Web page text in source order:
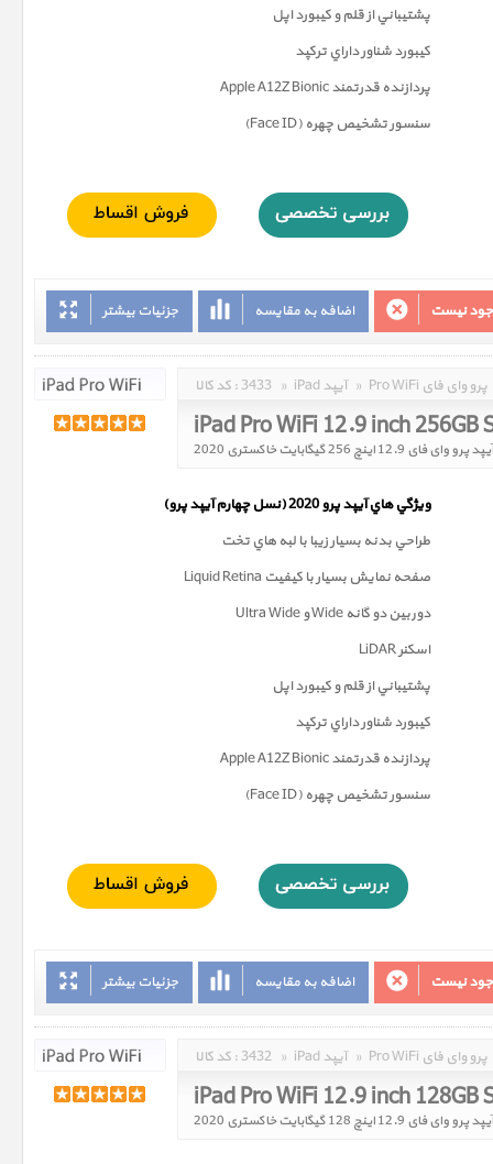
پشتيباني از قلم و کيبورد اپل
کيبورد شناور داراي ترکپد
پردازنده قدرتمند Apple A12Z Bionic
سنسور تشخيص چهره (Face ID)
جزئیات بیشتر اضافه به مقایسه نیست
کد کالا : 3433 » iPad آیپد » Pro WiFi پرو وای فای
iPad Pro WiFi 12.9 inch 256GB
پرو وای فای 12.9 اینچ 256 گیگابایت خاکستری 2020
ويژگي هاي آيپد پرو 2020 ( نسل چهارمآيپد پرو)
طراحي بدنه بسيار زيبا با لبه هاي تخت
صفحه نمايش بسيار با کيفيت Liquid Retina
دوربين دو گانه Wide و Ultra Wide
اسکنر LiDAR
پشتيباني از قلم و کيبورد اپل
کيبورد شناور داراي ترکپد
پردازنده قدرتمند Apple A12Z Bionic
سنسور تشخيص چهره (Face ID)
جزئیات بیشتر اضافه به مقایسه نیست
کد کالا : 3432 » iPad آیپد » Pro WiFi پرو وای فای
iPad Pro WiFi 12.9 inch 128GB
پرو وای فای 12.9 اینچ 128 گیگابایت خاکستری 2020